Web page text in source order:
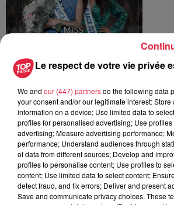
Publié : 11 septembre 2022 à 13h57 -
2025 à 16h48 Céline Rinckel
Le respect de votre vie privée
We and our (447) partnersdo the following data
your consent and/or our legitimate interest: Store
information on a device; Use limited data to
profiles for personalised advertising; Use
advertising; Measure advertising performance;
performance; Understand audiences through
of data from different sources; Develop and
profiles to personalise content; Use profiles to
content; Use limited data to select content;
detect fraud, and fix errors; Deliver and present
Save and communicate privacy choices. These